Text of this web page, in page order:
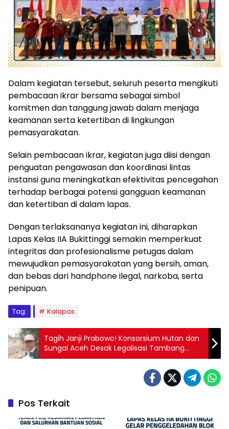
Dalam kegiatan tersebut, seluruh peserta mengikuti
pembacaan ikrar bersama sebagai simbol
komitmen dan tanggung jawab dalam menjaga
keamanan serta ketertiban di lingkungan
pemasyarakatan.
Selain pembacaan ikrar, kegiatan juga diisi dengan
penguatan pengawasan dan koordinasi lintas
instansi guna meningkatkan efektivitas pencegahan
terhadap berbagai potensi gangguan keamanan
dan ketertiban di dalam lapas.
Dengan terlaksananya kegiatan ini, diharapkan
Lapas Kelas IIA Bukittinggi semakin memperkuat
integritas dan profesionalisme petugas dalam
mewujudkan pemasyarakatan yang bersih, aman,
dan bebas dari handphone ilegal, narkoba, serta
penipuan.
Tag: Kalapas
Tagih Janji Prabowo! Konsorsium Hutan dan
Sungai Aceh Desak Legalisasi Tambang
Rakyat
Pos Terkait